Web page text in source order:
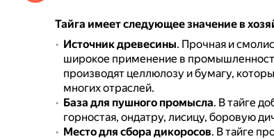
Тайга имеет следующее значение в
Источник древесины. Прочная и
широкое применение в
производят целлюлозу и бумагу,
многих отраслей.
База для пушного промысла. В тайге
горностая, ондатру, лисицу, боровую
Место для сбора дикоросов. В тайге